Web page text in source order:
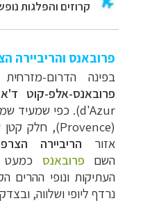
פרובאנס והריביירה
בפינה הדרום-
פרובאנס-אלפ-קוט
d'Azur). כפי שמעיד
(
Provence), חלק קטן
אזור הריביירה
השם
פרובאנס
כמעט
העתיקות ונופי ההרים
נרדף ליופי ושלווה,